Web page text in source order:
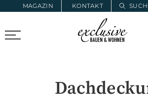
MAGAZIN KONTAKT
PROARCHITEC PROINSTALL